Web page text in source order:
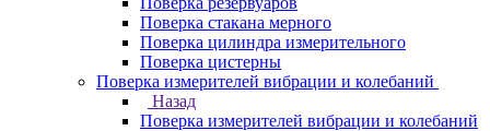
Поверка стакана мерного
Поверка цилиндра измерительного
Поверка цистерны
Поверка измерителей вибрации и колебаний
Назад
Поверка измерителей вибрации и колебаний